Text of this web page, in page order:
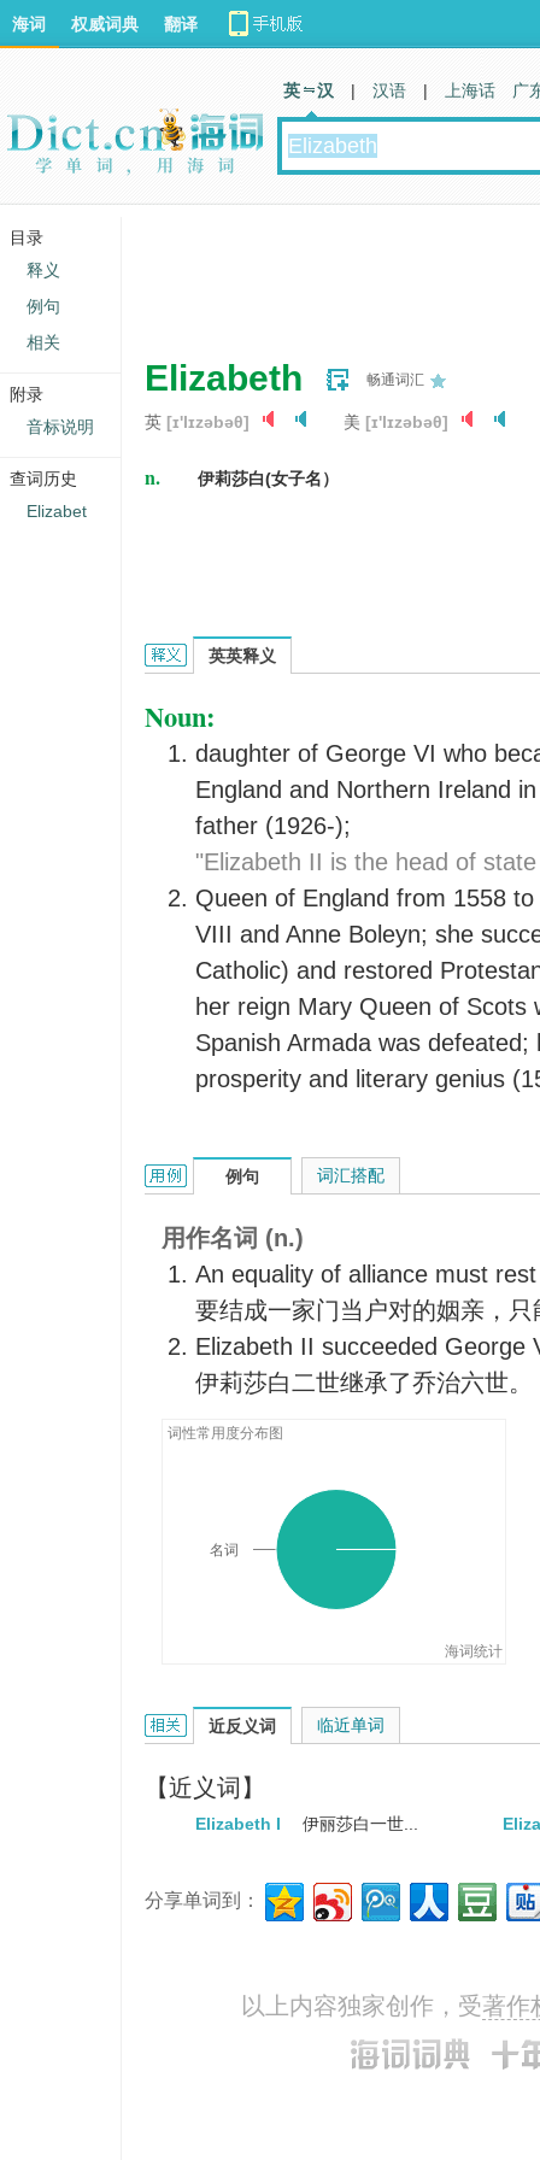
Elizabeth 畅通词汇
英 [ɪ'lɪzəbəθ] 美 [ɪ'lɪzəbəθ]
n. 伊莉莎白(女子名）
Elizabeth的英文翻译是什么意思，词典释义与在线
英英释义
Noun:
daughter of George VI who
England and Northern Ireland
father (1926-);
"Elizabeth II is the head of
Queen of England from 1558
VIII and Anne Boleyn; she
Catholic) and restored
her reign Mary Queen of Scots
Spanish Armada was
prosperity and literary genius
Elizabeth的用法和样例：
例句
用作名词 (n.)
An equality of alliance must
要结成一家门当户对的姻亲，
Elizabeth II succeeded George
伊莉莎白二世继承了乔治六世。
词性常用度分布图
海词统计
名词
词汇搭配
Elizabeth的相关资料：
近反义词
【近义词】
Elizabeth I 伊丽莎白一世...
临近单词
分享单词到：
以上内容独家创作，受著作
海词 权威词典 翻译
英 汉 | 汉语 | 上海话 广
目录
释义
例句
相关
附录
音标说明
查词历史
Elizabet